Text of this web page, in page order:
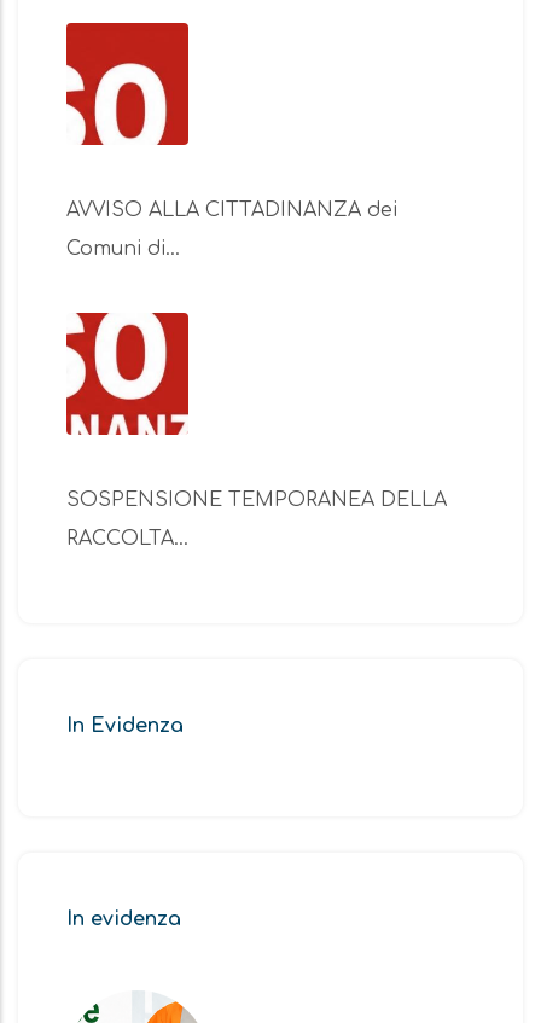
AVVISO ALLA CITTADINANZA dei
Comuni di…
SOSPENSIONE TEMPORANEA DELLA
RACCOLTA…
In Evidenza
In evidenza